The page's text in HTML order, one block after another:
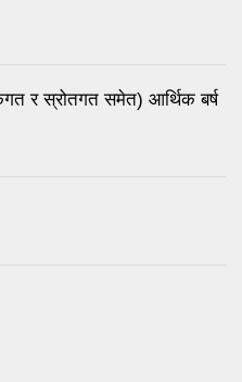
र स्रोतगत समेत) आर्थिक बर्ष